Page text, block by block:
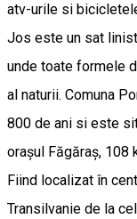
atv-urile si
Jos este un sat
unde toate formele
al naturii. Comuna
800 de ani si este
orașul Făgăraș, 108
Fiind localizat în
Transilvanie de la